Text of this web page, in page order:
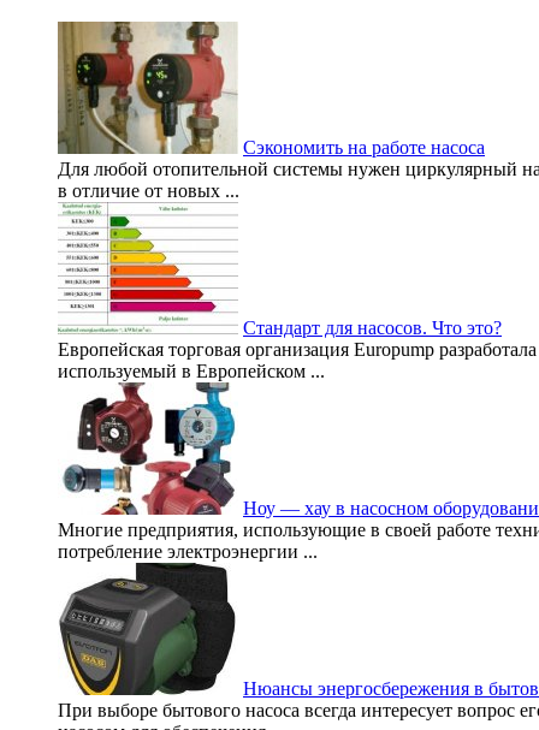
Сэкономить на работе насоса
Для любой отопительной системы нужен циркулярный
в отличие от новых ...
Стандарт для насосов. Что это?
Европейская торговая организация Europump
используемый в Европейском ...
Ноу — хау в насосном
Многие предприятия, использующие в своей работе
потребление электроэнергии ...
Нюансы энергосбережения в
При выборе бытового насоса всегда интересует вопрос